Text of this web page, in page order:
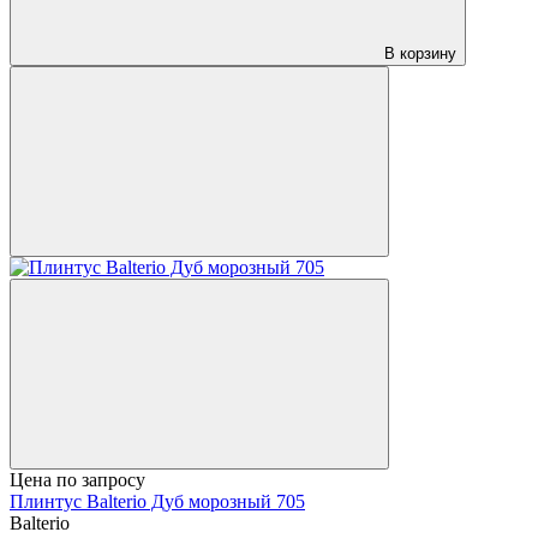
В корзину
Цена по запросу
Плинтус Balterio Дуб морозный 705
Balterio